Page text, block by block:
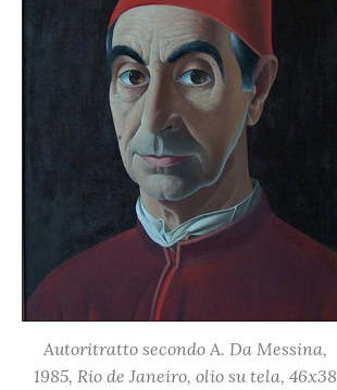
Autoritratto secondo A. Da Messina,
1985, Rio de Janeiro, olio su tela, 46x38